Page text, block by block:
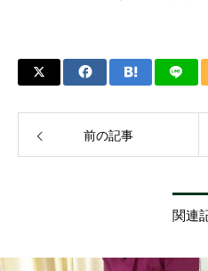
前の記事
関連